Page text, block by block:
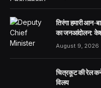
तिरंगा हमारी आन-
का जनआंदोलन:
August 9, 2026
चित्रकूट की रेल
विलय